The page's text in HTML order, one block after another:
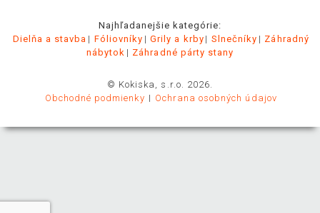
Najhľadanejšie kategórie:
Dielňa a stavba
Fóliovníky Grily a krby Slnečníky
Záhradný
nábytok
Záhradné párty stany
© Kokiska, s.r.o. 2026.
Obchodné podmienky
Ochrana osobných údajov